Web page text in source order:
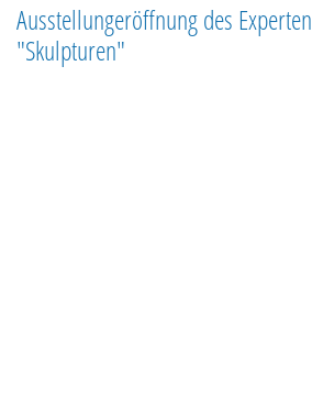
Ausstellungeröffnung des
"Skulpturen"